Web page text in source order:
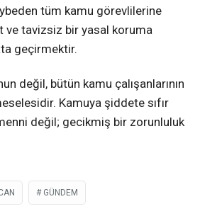
tüm kamu görevlilerine
ve tavizsiz bir yasal koruma
geçirmektir.
değil, bütün kamu çalışanlarının
Kamuya şiddete sıfır
değil; gecikmiş bir zorunluluk
GÜNDEM